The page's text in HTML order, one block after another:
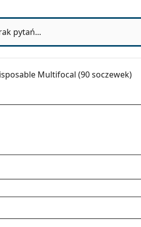
pytań...
Multifocal (90 soczewek)